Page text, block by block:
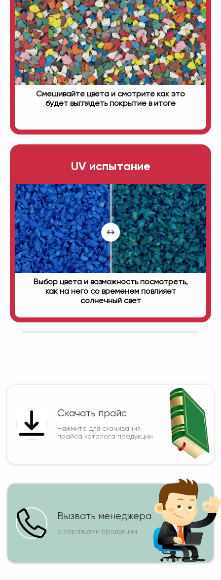
Смешивайте цвета и смотрите как это
будет выглядеть покрытие в итоге
UV испытание
Выбор цвета и возможность посмотреть,
как на него со временем повлияет
солнечный свет
Скачать прайс
Нажмите для скачивания
прайса каталога продукции
Вызвать менеджера
с образцами продукции